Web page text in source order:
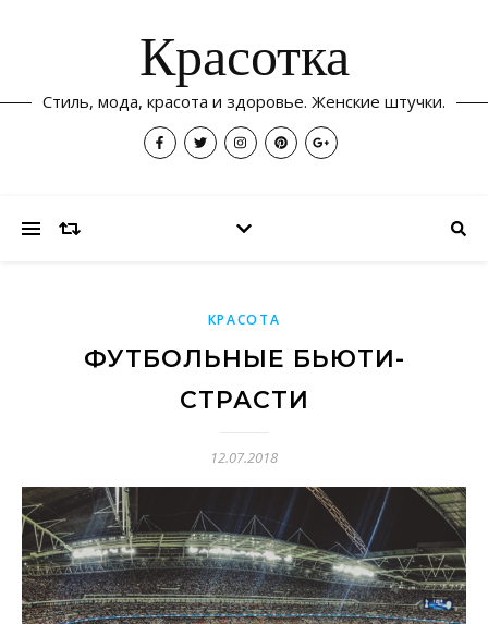
Красотка
Стиль, мода, красота и здоровье. Женские штучки.
КРАСОТА
ФУТБОЛЬНЫЕ БЬЮТИ-
СТРАСТИ
12.07.2018